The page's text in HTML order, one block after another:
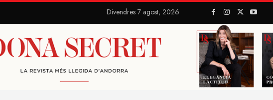
Divendres 7 agost, 2026